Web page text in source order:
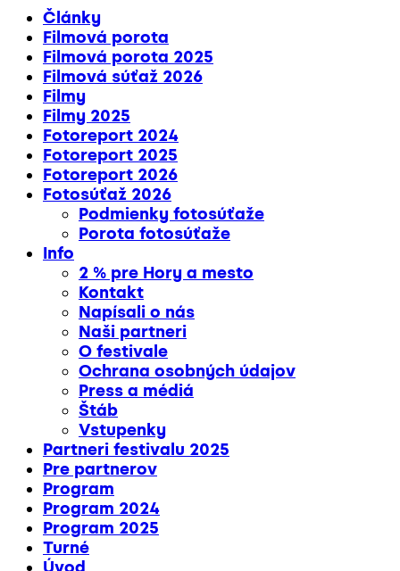
Články
Filmová porota
Filmová porota 2025
Filmová súťaž 2026
Filmy
Filmy 2025
Fotoreport 2024
Fotoreport 2025
Fotoreport 2026
Fotosúťaž 2026
Podmienky fotosúťaže
Porota fotosúťaže
Info
2 % pre Hory a mesto
Kontakt
Napísali o nás
Naši partneri
O festivale
Ochrana osobných údajov
Press a médiá
Štáb
Vstupenky
Partneri festivalu 2025
Pre partnerov
Program
Program 2024
Program 2025
Turné